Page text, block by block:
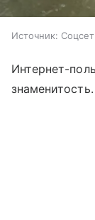
Источник:
Интернет-
знаменитость.